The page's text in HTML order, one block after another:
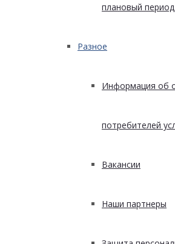
плановый
Разное
Информация об
потребителей
Вакансии
Наши партнеры